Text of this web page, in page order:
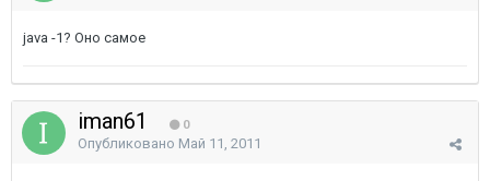
java -1? Оно самое
iman61 0
Опубликовано Май 11, 2011